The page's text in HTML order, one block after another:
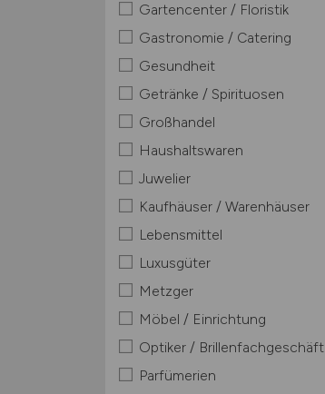
Gartencenter / Floristik
Gastronomie / Catering
Gesundheit
Getränke / Spirituosen
Großhandel
Haushaltswaren
Juwelier
Kaufhäuser / Warenhäuser
Lebensmittel
Luxusgüter
Metzger
Möbel / Einrichtung
Optiker / Brillenfachgeschäft
Parfümerien